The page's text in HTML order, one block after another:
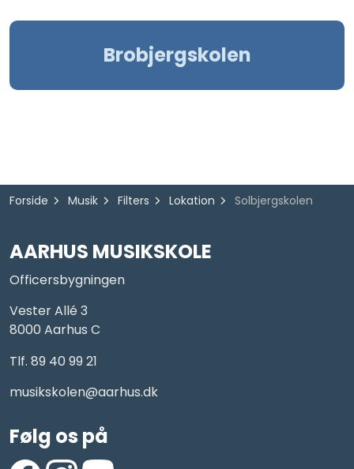
Brobjergskolen
Forside Musik Filters Lokation Solbjergskolen
AARHUS MUSIKSKOLE
Officersbygningen
Vester Allé 3
8000 Aarhus C
Tlf. 89 40 99 21
musikskolen@aarhus.dk
Følg os på